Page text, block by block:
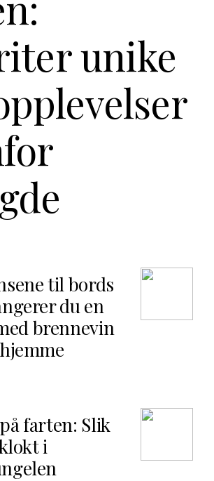
unike
til bords
du en
brennevin
farten: Slik
i